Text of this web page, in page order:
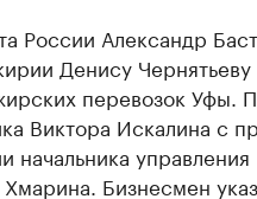
России Александр
Денису Чернятьеву
перевозок Уфы.
Виктора Искалина с
начальника управления
Бизнесмен